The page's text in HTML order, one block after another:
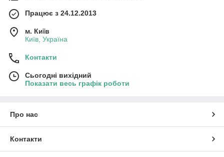
Працює з 24.12.2013
м. Київ
Київ, Україна
Контакти
Сьогодні вихідний
Показати весь графік роботи
Про нас
Контакти